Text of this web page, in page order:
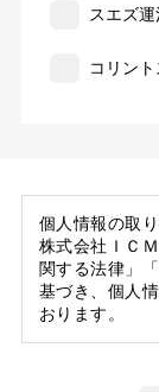
スエズ運
コリン
個人情報の取
株式会社ＩＣ
関する法律」
基づき、個人
おります。